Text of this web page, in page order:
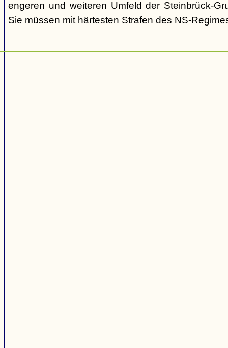
engeren und weiteren Umfeld der Steinbrück-
Sie müssen mit härtesten Strafen des NS-